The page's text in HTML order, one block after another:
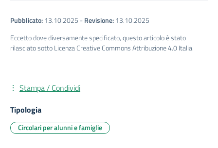
Pubblicato:13.10.2025 -Revisione:13.10.2025
Eccetto dove diversamente specificato, questo articolo è stato
rilasciato sotto Licenza Creative Commons Attribuzione 4.0 Italia.
Stampa / Condividi
Tipologia
Circolari per alunni e famiglie